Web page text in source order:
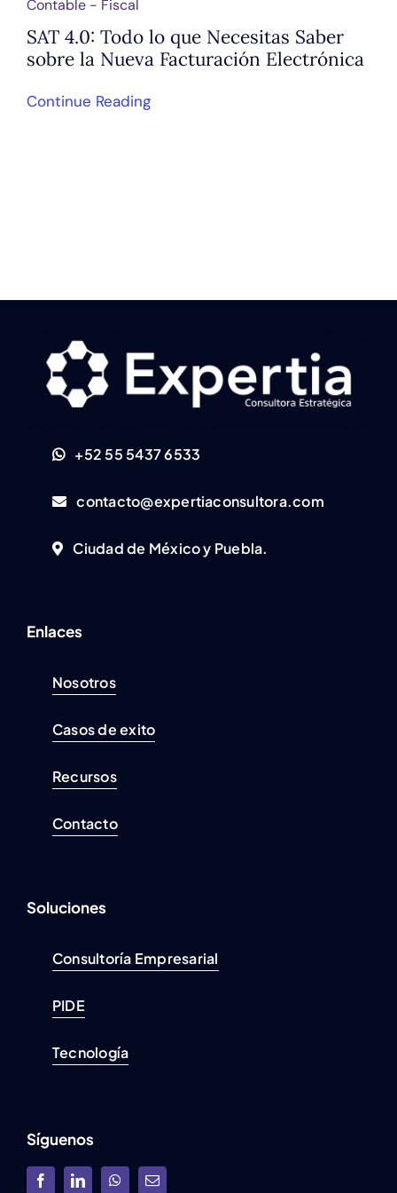
Contable - Fiscal
SAT 4.0: Todo lo que Necesitas Saber
sobre la Nueva Facturación Electrónica
Continue Reading
+52 55 5437 6533
contacto@expertiaconsultora.com
Ciudad de México y Puebla.
Enlaces
Nosotros
Casos de exito
Recursos
Contacto
Soluciones
Consultoría Empresarial
PIDE
Tecnología
Síguenos